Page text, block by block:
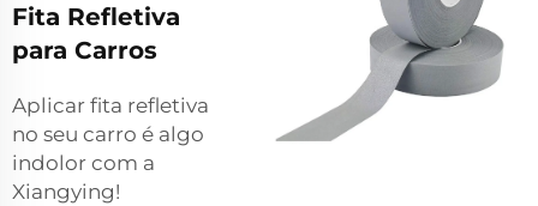
Fita Refletiva
para Carros
Aplicar fita refletiva
no seu carro é algo
indolor com a
Xiangying!